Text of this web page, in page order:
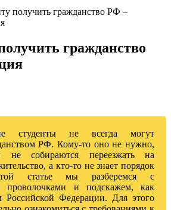
получить гражданство РФ –
гражданство
студенты не всегда могут
РФ. Кому-то оно не нужно,
собираются переезжать на
а кто-то не знает порядок
статье мы разберемся с
проволочками и подскажем, как
Российской Федерации. Для этого